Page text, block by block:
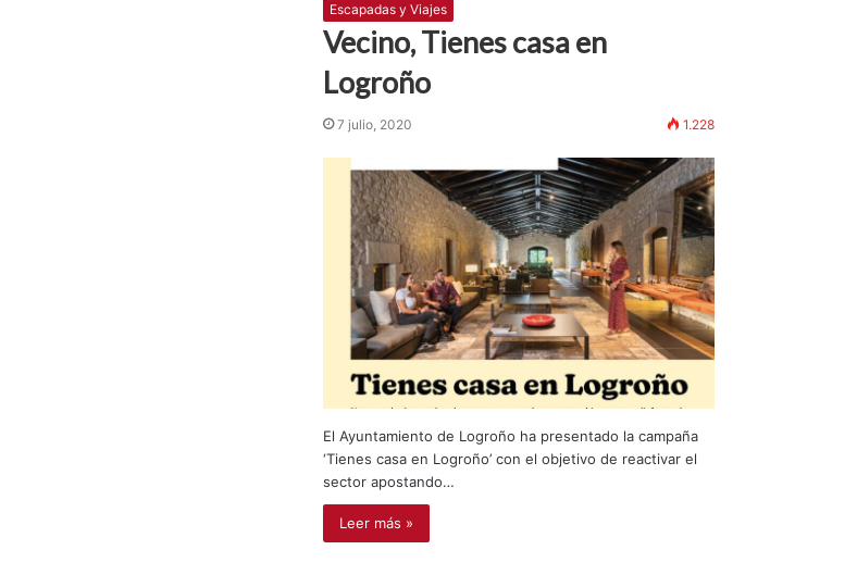
Escapadas y Viajes
Vecino, Tienes casa en
Logroño
7 julio, 2020 1.228
El Ayuntamiento de Logroño ha presentado la campaña
‘Tienes casa en Logroño’ con el objetivo de reactivar el
sector apostando…
Leer más »